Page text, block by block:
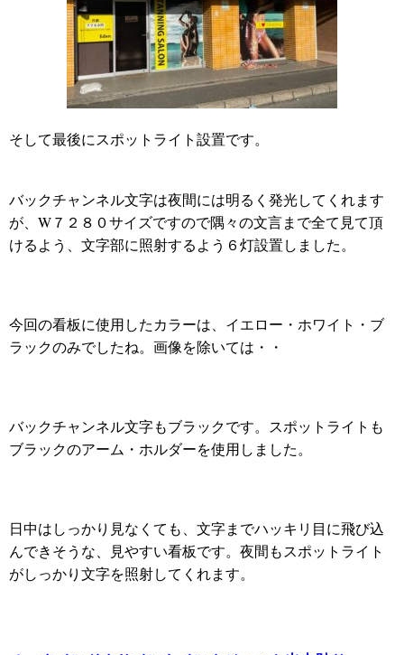
そして最後にスポットライト設置です。
バックチャンネル文字は夜間には明るく発光してくれます
が、W７２８０サイズですので隅々の文言まで全て見て頂
けるよう、文字部に照射するよう６灯設置しました。
今回の看板に使用したカラーは、イエロー・ホワイト・ブ
ラックのみでしたね。画像を除いては・・
バックチャンネル文字もブラックです。スポットライトも
ブラックのアーム・ホルダーを使用しました。
日中はしっかり見なくても、文字までハッキリ目に飛び込
んできそうな、見やすい看板です。夜間もスポットライト
がしっかり文字を照射してくれます。